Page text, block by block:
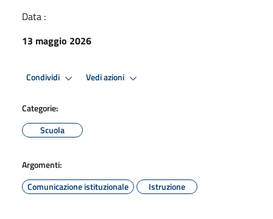
Data :
13 maggio 2026
Condividi Vedi azioni
Categorie:
Scuola
Argomenti:
Comunicazione istituzionale
Istruzione